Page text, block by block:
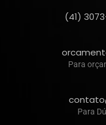
(41)
Para
Para